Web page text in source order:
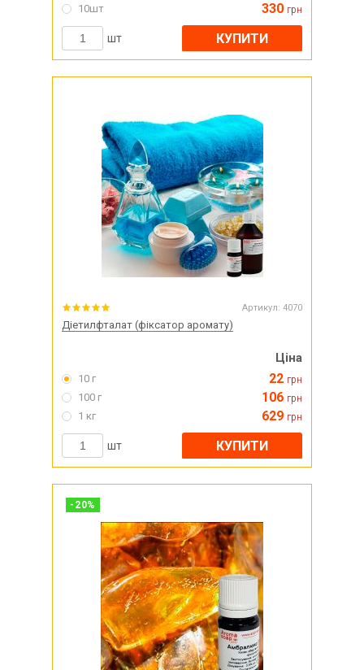
10шт 330 грн
шт КУПИТИ
Артикул: 4070
Діетилфталат (фіксатор аромату)
Ціна
10 г 22 грн
100 г 106 грн
1 кг 629 грн
шт КУПИТИ
- 20%